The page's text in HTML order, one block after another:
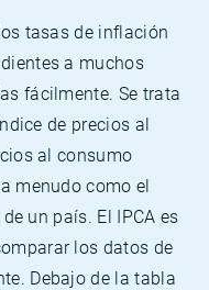
tasas de inflación
a muchos
fácilmente. Se trata
de precios al
al consumo
menudo como el
un país. El IPCA es
los datos de
Debajo de la tabla